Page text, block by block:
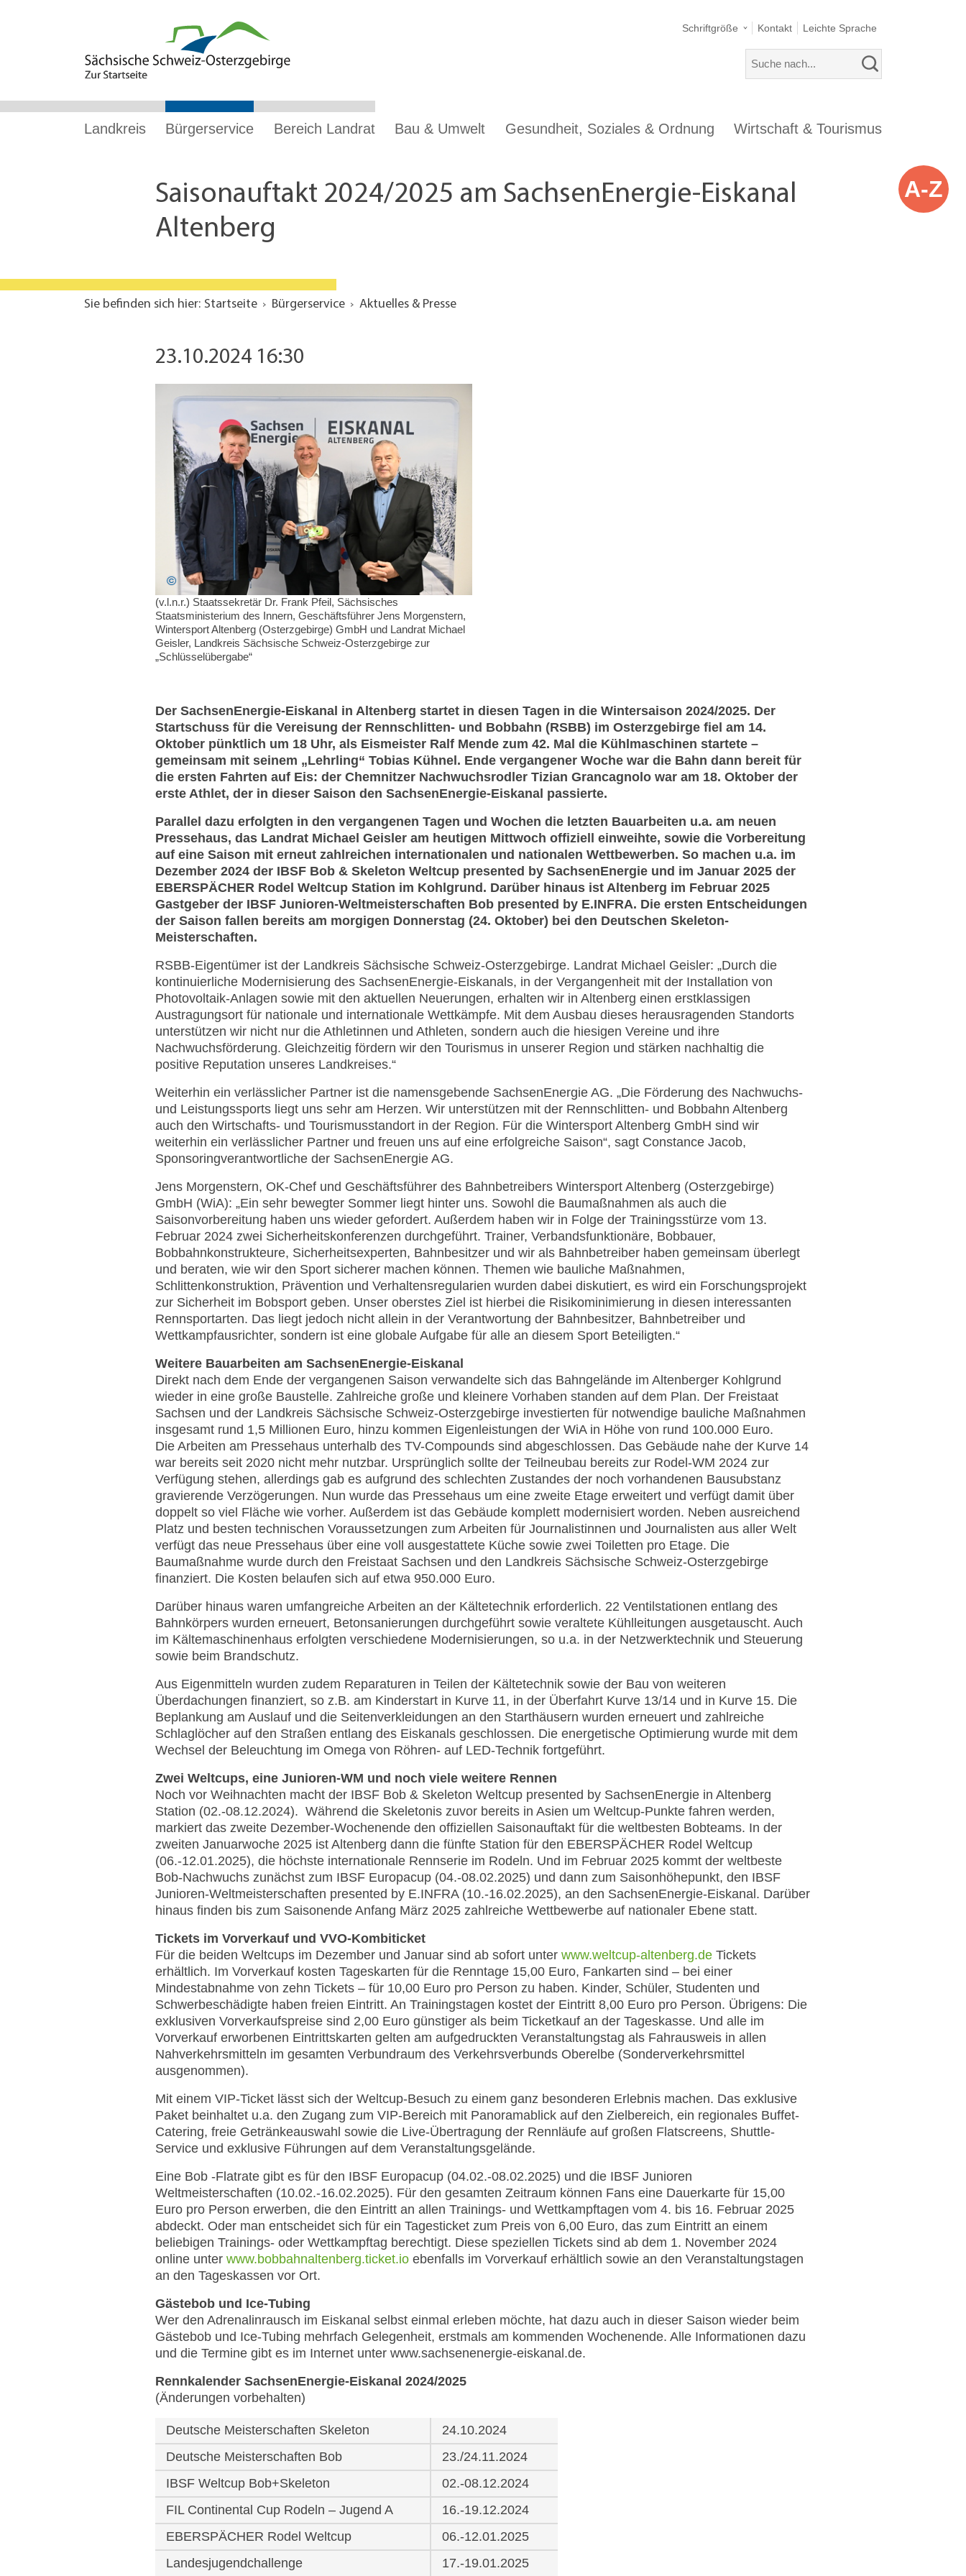
Schriftgröße Kontakt Leichte Sprache
Landkreis Bürgerservice Bereich Landrat Bau & Umwelt Gesundheit, Soziales & Ordnung Wirtschaft & Tourismus
Saisonauftakt 2024/2025 am SachsenEnergie-Eiskanal
Altenberg
Sie befinden sich hier: Startseite Bürgerservice Aktuelles & Presse
A-Z
23.10.2024 16:30
(v.l.n.r.) Staatssekretär Dr. Frank Pfeil, Sächsisches
Staatsministerium des Innern, Geschäftsführer Jens Morgenstern,
Wintersport Altenberg (Osterzgebirge) GmbH und Landrat Michael
Geisler, Landkreis Sächsische Schweiz-Osterzgebirge zur
„Schlüsselübergabe“
Der SachsenEnergie-Eiskanal in Altenberg startet in diesen Tagen in die Wintersaison 2024/2025. Der
Startschuss für die Vereisung der Rennschlitten- und Bobbahn (RSBB) im Osterzgebirge fiel am 14.
Oktober pünktlich um 18 Uhr, als Eismeister Ralf Mende zum 42. Mal die Kühlmaschinen startete –
gemeinsam mit seinem „Lehrling“ Tobias Kühnel. Ende vergangener Woche war die Bahn dann bereit für
die ersten Fahrten auf Eis: der Chemnitzer Nachwuchsrodler Tizian Grancagnolo war am 18. Oktober der
erste Athlet, der in dieser Saison den SachsenEnergie-Eiskanal passierte.
Parallel dazu erfolgten in den vergangenen Tagen und Wochen die letzten Bauarbeiten u.a. am neuen
Pressehaus, das Landrat Michael Geisler am heutigen Mittwoch offiziell einweihte, sowie die Vorbereitung
auf eine Saison mit erneut zahlreichen internationalen und nationalen Wettbewerben. So machen u.a. im
Dezember 2024 der IBSF Bob & Skeleton Weltcup presented by SachsenEnergie und im Januar 2025 der
EBERSPÄCHER Rodel Weltcup Station im Kohlgrund. Darüber hinaus ist Altenberg im Februar 2025
Gastgeber der IBSF Junioren-Weltmeisterschaften Bob presented by E.INFRA. Die ersten Entscheidungen
der Saison fallen bereits am morgigen Donnerstag (24. Oktober) bei den Deutschen Skeleton-
Meisterschaften.
RSBB-Eigentümer ist der Landkreis Sächsische Schweiz-Osterzgebirge. Landrat Michael Geisler: „Durch die
kontinuierliche Modernisierung des SachsenEnergie-Eiskanals, in der Vergangenheit mit der Installation von
Photovoltaik-Anlagen sowie mit den aktuellen Neuerungen, erhalten wir in Altenberg einen erstklassigen
Austragungsort für nationale und internationale Wettkämpfe. Mit dem Ausbau dieses herausragenden Standorts
unterstützen wir nicht nur die Athletinnen und Athleten, sondern auch die hiesigen Vereine und ihre
Nachwuchsförderung. Gleichzeitig fördern wir den Tourismus in unserer Region und stärken nachhaltig die
positive Reputation unseres Landkreises.“
Weiterhin ein verlässlicher Partner ist die namensgebende SachsenEnergie AG. „Die Förderung des Nachwuchs-
und Leistungssports liegt uns sehr am Herzen. Wir unterstützen mit der Rennschlitten- und Bobbahn Altenberg
auch den Wirtschafts- und Tourismusstandort in der Region. Für die Wintersport Altenberg GmbH sind wir
weiterhin ein verlässlicher Partner und freuen uns auf eine erfolgreiche Saison“, sagt Constance Jacob,
Sponsoringverantwortliche der SachsenEnergie AG.
Jens Morgenstern, OK-Chef und Geschäftsführer des Bahnbetreibers Wintersport Altenberg (Osterzgebirge)
GmbH (WiA): „Ein sehr bewegter Sommer liegt hinter uns. Sowohl die Baumaßnahmen als auch die
Saisonvorbereitung haben uns wieder gefordert. Außerdem haben wir in Folge der Trainingsstürze vom 13.
Februar 2024 zwei Sicherheitskonferenzen durchgeführt. Trainer, Verbandsfunktionäre, Bobbauer,
Bobbahnkonstrukteure, Sicherheitsexperten, Bahnbesitzer und wir als Bahnbetreiber haben gemeinsam überlegt
und beraten, wie wir den Sport sicherer machen können. Themen wie bauliche Maßnahmen,
Schlittenkonstruktion, Prävention und Verhaltensregularien wurden dabei diskutiert, es wird ein Forschungsprojekt
zur Sicherheit im Bobsport geben. Unser oberstes Ziel ist hierbei die Risikominimierung in diesen interessanten
Rennsportarten. Das liegt jedoch nicht allein in der Verantwortung der Bahnbesitzer, Bahnbetreiber und
Wettkampfausrichter, sondern ist eine globale Aufgabe für alle an diesem Sport Beteiligten.“
Weitere Bauarbeiten am SachsenEnergie-Eiskanal
Direkt nach dem Ende der vergangenen Saison verwandelte sich das Bahngelände im Altenberger Kohlgrund
wieder in eine große Baustelle. Zahlreiche große und kleinere Vorhaben standen auf dem Plan. Der Freistaat
Sachsen und der Landkreis Sächsische Schweiz-Osterzgebirge investierten für notwendige bauliche Maßnahmen
insgesamt rund 1,5 Millionen Euro, hinzu kommen Eigenleistungen der WiA in Höhe von rund 100.000 Euro.
Die Arbeiten am Pressehaus unterhalb des TV-Compounds sind abgeschlossen. Das Gebäude nahe der Kurve 14
war bereits seit 2020 nicht mehr nutzbar. Ursprünglich sollte der Teilneubau bereits zur Rodel-WM 2024 zur
Verfügung stehen, allerdings gab es aufgrund des schlechten Zustandes der noch vorhandenen Bausubstanz
gravierende Verzögerungen. Nun wurde das Pressehaus um eine zweite Etage erweitert und verfügt damit über
doppelt so viel Fläche wie vorher. Außerdem ist das Gebäude komplett modernisiert worden. Neben ausreichend
Platz und besten technischen Voraussetzungen zum Arbeiten für Journalistinnen und Journalisten aus aller Welt
verfügt das neue Pressehaus über eine voll ausgestattete Küche sowie zwei Toiletten pro Etage. Die
Baumaßnahme wurde durch den Freistaat Sachsen und den Landkreis Sächsische Schweiz-Osterzgebirge
finanziert. Die Kosten belaufen sich auf etwa 950.000 Euro.
Darüber hinaus waren umfangreiche Arbeiten an der Kältetechnik erforderlich. 22 Ventilstationen entlang des
Bahnkörpers wurden erneuert, Betonsanierungen durchgeführt sowie veraltete Kühlleitungen ausgetauscht. Auch
im Kältemaschinenhaus erfolgten verschiedene Modernisierungen, so u.a. in der Netzwerktechnik und Steuerung
sowie beim Brandschutz.
Aus Eigenmitteln wurden zudem Reparaturen in Teilen der Kältetechnik sowie der Bau von weiteren
Überdachungen finanziert, so z.B. am Kinderstart in Kurve 11, in der Überfahrt Kurve 13/14 und in Kurve 15. Die
Beplankung am Auslauf und die Seitenverkleidungen an den Starthäusern wurden erneuert und zahlreiche
Schlaglöcher auf den Straßen entlang des Eiskanals geschlossen. Die energetische Optimierung wurde mit dem
Wechsel der Beleuchtung im Omega von Röhren- auf LED-Technik fortgeführt.
Zwei Weltcups, eine Junioren-WM und noch viele weitere Rennen
Noch vor Weihnachten macht der IBSF Bob & Skeleton Weltcup presented by SachsenEnergie in Altenberg
Station (02.-08.12.2024). Während die Skeletonis zuvor bereits in Asien um Weltcup-Punkte fahren werden,
markiert das zweite Dezember-Wochenende den offiziellen Saisonauftakt für die weltbesten Bobteams. In der
zweiten Januarwoche 2025 ist Altenberg dann die fünfte Station für den EBERSPÄCHER Rodel Weltcup
(06.-12.01.2025), die höchste internationale Rennserie im Rodeln. Und im Februar 2025 kommt der weltbeste
Bob-Nachwuchs zunächst zum IBSF Europacup (04.-08.02.2025) und dann zum Saisonhöhepunkt, den IBSF
Junioren-Weltmeisterschaften presented by E.INFRA (10.-16.02.2025), an den SachsenEnergie-Eiskanal. Darüber
hinaus finden bis zum Saisonende Anfang März 2025 zahlreiche Wettbewerbe auf nationaler Ebene statt.
Tickets im Vorverkauf und VVO-Kombiticket
Für die beiden Weltcups im Dezember und Januar sind ab sofort unter www.weltcup-altenberg.de Tickets
erhältlich. Im Vorverkauf kosten Tageskarten für die Renntage 15,00 Euro, Fankarten sind – bei einer
Mindestabnahme von zehn Tickets – für 10,00 Euro pro Person zu haben. Kinder, Schüler, Studenten und
Schwerbeschädigte haben freien Eintritt. An Trainingstagen kostet der Eintritt 8,00 Euro pro Person. Übrigens: Die
exklusiven Vorverkaufspreise sind 2,00 Euro günstiger als beim Ticketkauf an der Tageskasse. Und alle im
Vorverkauf erworbenen Eintrittskarten gelten am aufgedruckten Veranstaltungstag als Fahrausweis in allen
Nahverkehrsmitteln im gesamten Verbundraum des Verkehrsverbunds Oberelbe (Sonderverkehrsmittel
ausgenommen).
Mit einem VIP-Ticket lässt sich der Weltcup-Besuch zu einem ganz besonderen Erlebnis machen. Das exklusive
Paket beinhaltet u.a. den Zugang zum VIP-Bereich mit Panoramablick auf den Zielbereich, ein regionales Buffet-
Catering, freie Getränkeauswahl sowie die Live-Übertragung der Rennläufe auf großen Flatscreens, Shuttle-
Service und exklusive Führungen auf dem Veranstaltungsgelände.
Eine Bob -Flatrate gibt es für den IBSF Europacup (04.02.-08.02.2025) und die IBSF Junioren
Weltmeisterschaften (10.02.-16.02.2025). Für den gesamten Zeitraum können Fans eine Dauerkarte für 15,00
Euro pro Person erwerben, die den Eintritt an allen Trainings- und Wettkampftagen vom 4. bis 16. Februar 2025
abdeckt. Oder man entscheidet sich für ein Tagesticket zum Preis von 6,00 Euro, das zum Eintritt an einem
beliebigen Trainings- oder Wettkampftag berechtigt. Diese speziellen Tickets sind ab dem 1. November 2024
online unter www.bobbahnaltenberg.ticket.io ebenfalls im Vorverkauf erhältlich sowie an den Veranstaltungstagen
an den Tageskassen vor Ort.
Gästebob und Ice-Tubing
Wer den Adrenalinrausch im Eiskanal selbst einmal erleben möchte, hat dazu auch in dieser Saison wieder beim
Gästebob und Ice-Tubing mehrfach Gelegenheit, erstmals am kommenden Wochenende. Alle Informationen dazu
und die Termine gibt es im Internet unter www.sachsenenergie-eiskanal.de.
Rennkalender SachsenEnergie-Eiskanal 2024/2025
(Änderungen vorbehalten)
Deutsche Meisterschaften Skeleton
24.10.2024
Deutsche Meisterschaften Bob
23./24.11.2024
IBSF Weltcup Bob+Skeleton
02.-08.12.2024
FIL Continental Cup Rodeln – Jugend A
16.-19.12.2024
EBERSPÄCHER Rodel Weltcup
06.-12.01.2025
Landesjugendchallenge
17.-19.01.2025